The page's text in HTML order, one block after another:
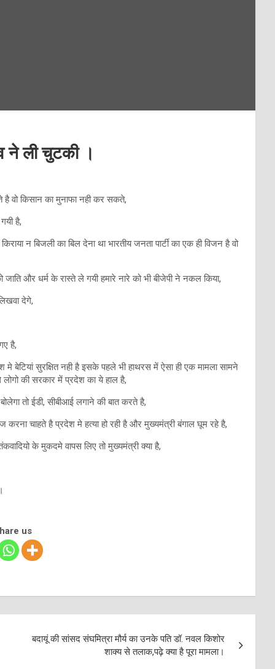
ने ली चुटकी ।
वो किसान का मुनाफा नही कर सकते,
है,
न बिजली का बिल देना था भारतीय जनता पार्टी का एक ही विजन है वो
जाति और धर्म के रास्ते ले गयी हमारे नारे को भी बीजेपी ने नकल किया,
देगे,
है,
सुरक्षित नही है इसके पहले भी हाथरस में ऐसा ही एक मामला सामने
लोगो की सरकार में प्रदेश का ये हाल है,
तो ईडी, सीबीआई लगाने की बात करते है,
करना चाहते है प्रदेश मे हत्या हो रही है और मुख्यमंत्री बंगाल घूम रहे है,
के मुकदमे वापस लिए तो मुख्यमंत्री क्या है,
us
बदायूं की सांसद संघमित्रा मौर्य का उनके पति डॉ. नवल किशोर
शाक्य से तलाक,पढ़े क्या है पूरा मामला।